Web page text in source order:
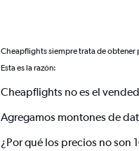
Cheapflights siempre trata de obtener
Esta es la razón:
Cheapflights no es el
Agregamos montones de
¿Por qué los precios no son